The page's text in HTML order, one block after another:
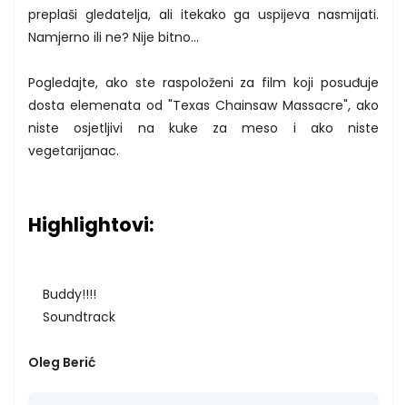
preplaši gledatelja, ali itekako ga uspijeva nasmijati.
Namjerno ili ne? Nije bitno...
Pogledajte, ako ste raspoloženi za film koji posuđuje
dosta elemenata od "Texas Chainsaw Massacre", ako
niste osjetljivi na kuke za meso i ako niste
vegetarijanac.
Highlightovi:
Buddy!!!!
Soundtrack
Oleg Berić